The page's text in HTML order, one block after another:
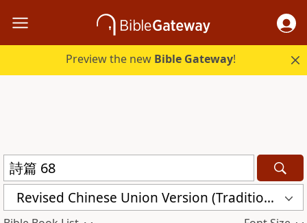
Preview the new Bible Gateway!
Revised Chinese Union Version (Traditional Script) Shen Edition (RCU17TS)